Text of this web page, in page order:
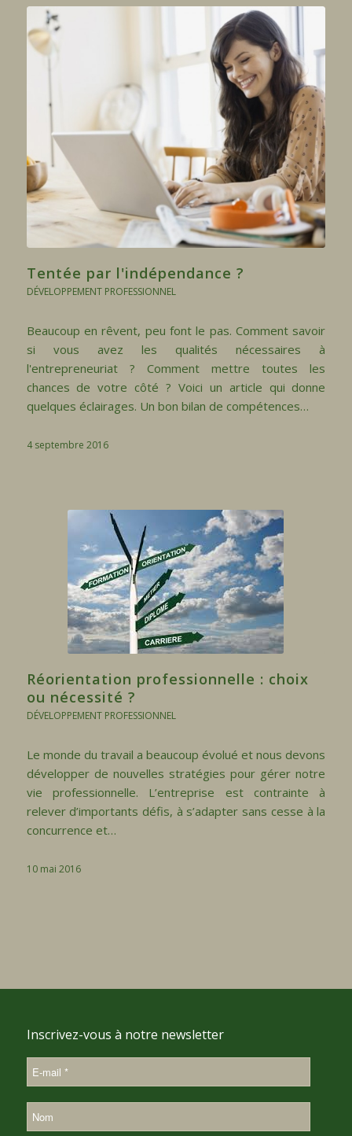
Tentée par l'indépendance ?
DÉVELOPPEMENT PROFESSIONNEL
Beaucoup en rêvent, peu font le pas. Comment savoir
si vous avez les qualités nécessaires à
l'entrepreneuriat ? Comment mettre toutes les
chances de votre côté ? Voici un article qui donne
quelques éclairages. Un bon bilan de compétences…
4 septembre 2016
Réorientation professionnelle : choix
ou nécessité ?
DÉVELOPPEMENT PROFESSIONNEL
Le monde du travail a beaucoup évolué et nous devons
développer de nouvelles stratégies pour gérer notre
vie professionnelle. L’entreprise est contrainte à
relever d’importants défis, à s’adapter sans cesse à la
concurrence et…
10 mai 2016
Inscrivez-vous à notre newsletter